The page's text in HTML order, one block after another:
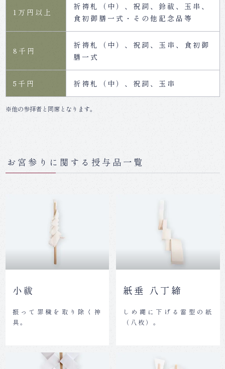
1万円以上
祈祷札（中）、祝詞、鈴祓、玉串、
食初御膳一式・その他記念品等
8千円
祈祷札（中）、祝詞、玉串、食初御
膳一式
5千円 祈祷札（中）、祝詞、玉串
※他の参拝者と同席となります。
お宮参りに関する授与品一覧
小祓
振って罪穢を取り除く神
具。
紙垂 八丁締
しめ縄に下げる雷型の紙
（八枚）。